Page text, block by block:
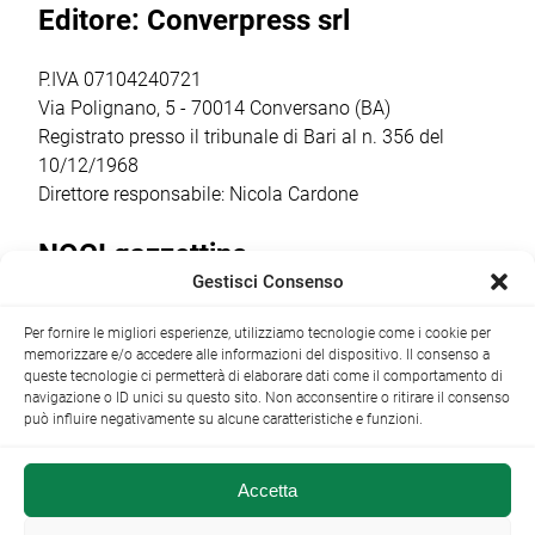
trasformerà gli
cantina […]
comunità
ricorrenza ha […]
Editore: Converpress srl
P.IVA 07104240721
Via Polignano, 5 - 70014 Conversano (BA)
Registrato presso il tribunale di Bari al n. 356 del
10/12/1968
Direttore responsabile: Nicola Cardone
NOCI gazzettino
+39 080 4979274|info@nocigazzettino.it Contatti|
Archivio
Gestisci Consenso
Per fornire le migliori esperienze, utilizziamo tecnologie come i cookie per
memorizzare e/o accedere alle informazioni del dispositivo. Il consenso a
queste tecnologie ci permetterà di elaborare dati come il comportamento di
navigazione o ID unici su questo sito. Non acconsentire o ritirare il consenso
può influire negativamente su alcune caratteristiche e funzioni.
Accetta